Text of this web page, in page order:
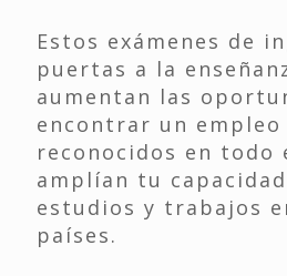
Estos exámenes de
puertas a la
aumentan las
encontrar un empleo
reconocidos en todo
amplían tu
estudios y trabajos
países.